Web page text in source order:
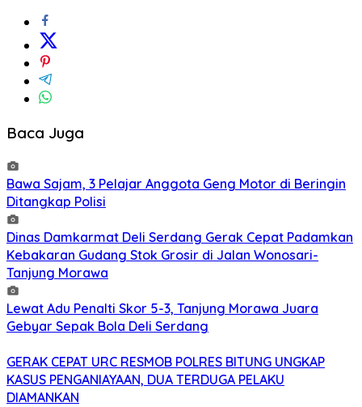
Baca Juga
Bawa Sajam, 3 Pelajar Anggota Geng Motor di Beringin
Ditangkap Polisi
Dinas Damkarmat Deli Serdang Gerak Cepat Padamkan
Kebakaran Gudang Stok Grosir di Jalan Wonosari-
Tanjung Morawa
Lewat Adu Penalti Skor 5-3, Tanjung Morawa Juara
Gebyar Sepak Bola Deli Serdang
GERAK CEPAT URC RESMOB POLRES BITUNG UNGKAP
KASUS PENGANIAYAAN, DUA TERDUGA PELAKU
DIAMANKAN